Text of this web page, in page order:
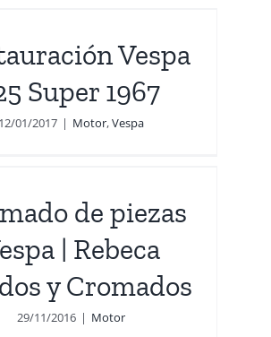
Vespa
Super 1967
12/01/2017 | Motor,Vespa
de piezas
| Rebeca
y Cromados
29/11/2016 | Motor